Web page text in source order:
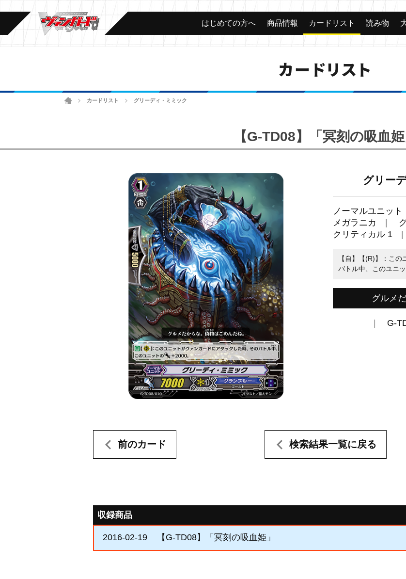
はじめての方へ 商品情報 カードリスト 読み物
カードリスト
ホームカードリスト グリーディ・ミミック
【G-TD08】「冥刻の吸血姫
グリー
ノーマルユニット
メガラニカ
クリティカル 1
【自】【(R)】：こ
バトル中、このユニ
グルメ
G-
前のカード 検索結果一覧に戻る
収録商品
2016-02-19 【G-TD08】「冥刻の吸血姫」